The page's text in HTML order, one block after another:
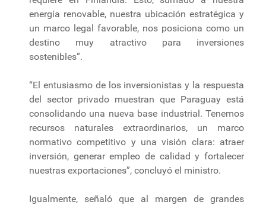
energía renovable, nuestra ubicación estratégica y
un marco legal favorable, nos posiciona como un
destino muy atractivo para inversiones
sostenibles”.
“El entusiasmo de los inversionistas y la respuesta
del sector privado muestran que Paraguay está
consolidando una nueva base industrial. Tenemos
recursos naturales extraordinarios, un marco
normativo competitivo y una visión clara: atraer
inversión, generar empleo de calidad y fortalecer
nuestras exportaciones”, concluyó el ministro.
Igualmente, señaló que al margen de grandes